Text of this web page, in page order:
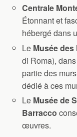
Centrale
Étonnant et
hébergé dans
Le Musée des
di Roma),
partie des
dédié à ces
Le Musée de
Barracco
œuvres.